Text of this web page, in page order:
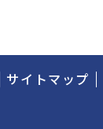
サイトマップ